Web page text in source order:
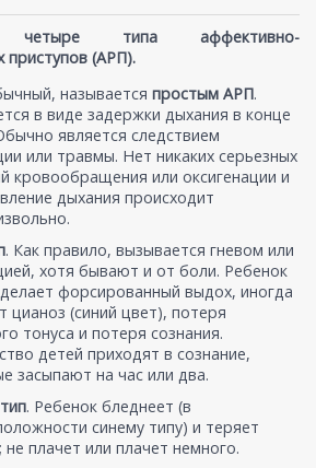
четыре типа аффективно-
приступов (АРП).
называется простым АРП.
в виде задержки дыхания в конце
является следствием
или травмы. Нет никаких серьезных
кровообращения или оксигенации и
дыхания происходит
. Как правило, вызывается гневом или
хотя бывают и от боли. Ребенок
форсированный выдох, иногда
цианоз (синий цвет), потеря
тонуса и потеря сознания.
детей приходят в сознание,
засыпают на час или два.
. Ребенок бледнеет (в
синему типу) и теряет
не плачет или плачет немного.